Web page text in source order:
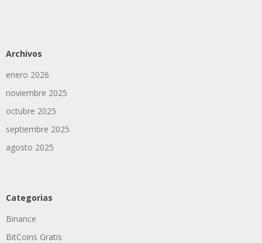
Archivos
enero 2026
noviembre 2025
octubre 2025
septiembre 2025
agosto 2025
Categorias
Binance
BitCoins Gratis